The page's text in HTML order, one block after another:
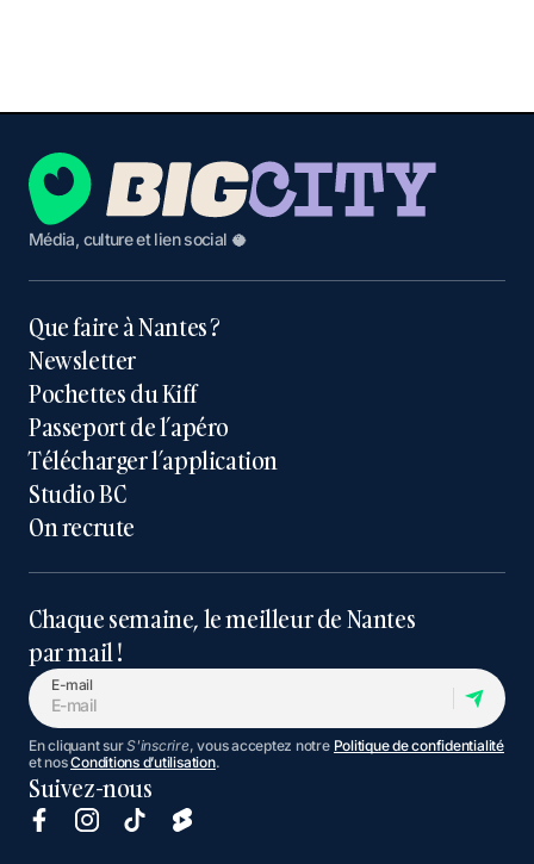
Média, culture et lien social 🥥
Que faire à Nantes ?
Newsletter
Pochettes du Kiff
Passeport de l’apéro
Télécharger l’application
Studio BC
On recrute
Chaque semaine, le meilleur de Nantes
par mail !
E-mail
En cliquant surS'inscrire, vous acceptez notre Politique de confidentialité
et nosConditions d’utilisation.
Suivez-nous